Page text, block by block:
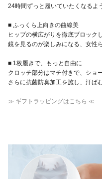
24時間ずっと履いていたくなるよ
■ ふっくら上向きの曲線美
ヒップの横広がりを徹底ブロック
鏡を見るのが楽しみになる、女性
■ 1枚履きで、もっと自由に
クロッチ部分はマチ付きで、ショ
さらに抗菌防臭加工を施し、汗ば
≫ ギフトラッピングはこちら ≪